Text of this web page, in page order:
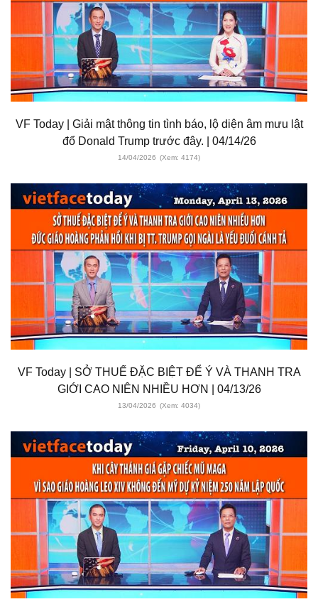
VF Today | Giải mật thông tin tình báo, lộ diện âm mưu lật
đổ Donald Trump trước đây. | 04/14/26
14/04/2026 (Xem: 4174)
VF Today | SỞ THUẾ ĐẶC BIỆT ĐỂ Ý VÀ THANH TRA
GIỚI CAO NIÊN NHIỀU HƠN | 04/13/26
13/04/2026 (Xem: 4034)